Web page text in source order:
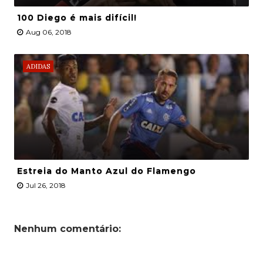
100 Diego é mais difícil!
Aug 06, 2018
ADIDAS
Estreia do Manto Azul do Flamengo
Jul 26, 2018
Nenhum comentário: